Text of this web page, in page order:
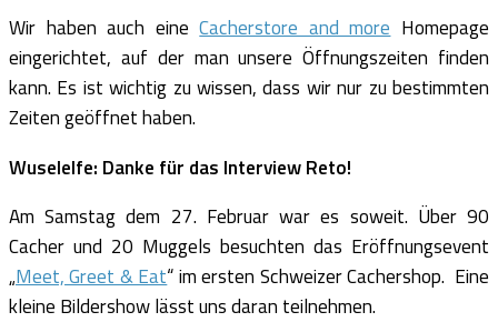
Wir haben auch eineCacherstore and more Homepage
eingerichtet, auf der man unsere Öffnungszeiten finden
kann. Es ist wichtig zu wissen, dass wir nur zu bestimmten
Zeiten geöffnet haben.
Wuselelfe: Danke für das Interview Reto!
Am Samstag dem 27. Februar war es soweit. Über 90
Cacher und 20 Muggels besuchten das Eröffnungsevent
„Meet, Greet & Eat“ im ersten Schweizer Cachershop. Eine
kleine Bildershow lässt uns daran teilnehmen.